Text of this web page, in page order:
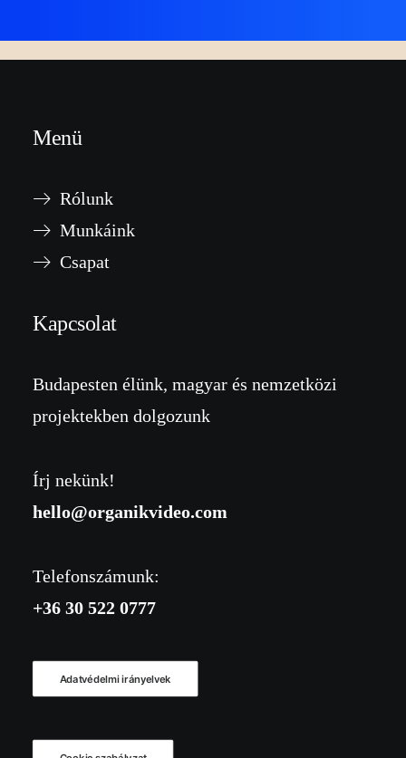
Adatvédelmi irányelvek
Menü
Rólunk
Munkáink
Csapat
Kapcsolat
Budapesten élünk, magyar és nemzetközi
projektekben dolgozunk
Írj nekünk!
hello@organikvideo.com
Telefonszámunk:
+36 30 522 0777